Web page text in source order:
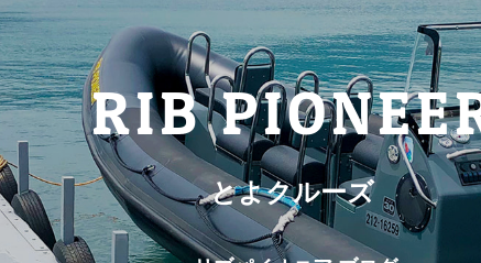
RIB
とよクルーズ